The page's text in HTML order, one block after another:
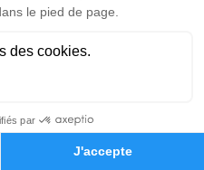
Hommages
à 15h30
Nice Côte